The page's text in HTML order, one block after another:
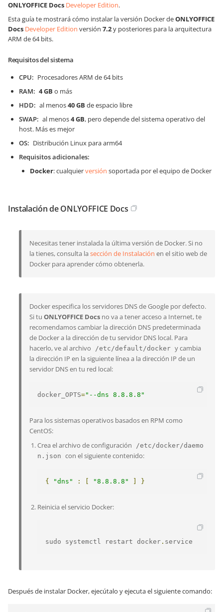
ONLYOFFICE Docs Developer Edition.
Esta guía te mostrará cómo instalar la versión Docker deONLYOFFICE
Docs Developer Edition versión 7.2y posteriores para la arquitectura
ARM de 64 bits.
Requisitos del sistema
CPU
Procesadores ARM de 64 bits
RAM
4 GB o más
HDD
al menos40 GB de espacio libre
SWAP
al menos4 GB, pero depende del sistema operativo del
host. Más es mejor
OS
Distribución Linux para arm64
Requisitos adicionales
Docker: cualquierversión soportada por el equipo de Docker
Instalación de ONLYOFFICE Docs
Necesitas tener instalada la última versión de Docker. Si no
la tienes, consulta la sección de Instalación en el sitio web de
Docker para aprender cómo obtenerla.
Docker especifica los servidores DNS de Google por defecto.
Si tu ONLYOFFICE Docs no va a tener acceso a Internet, te
recomendamos cambiar la dirección DNS predeterminada
de Docker a la dirección de tu servidor DNS local. Para
hacerlo, ve al archivo
/etc/default/docker y cambia
la dirección IP en la siguiente línea a la dirección IP de un
servidor DNS en tu red local:
docker_OPTS="--dns 8.8.8.8"
Para los sistemas operativos basados en RPM como
CentOS:
Crea el archivo de configuración
/etc/docker/daemo
n.json con el siguiente contenido:
{ "dns" : "8.8.8.8" }
Reinicia el servicio Docker:
sudo systemctl restart docker . service
Después de instalar Docker, ejecútalo y ejecuta el siguiente comando: